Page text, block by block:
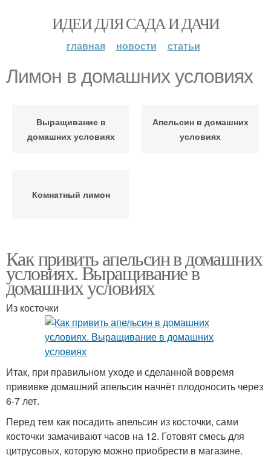
ИДЕИ ДЛЯ САДА И ДАЧИ
главная новости статьи
Лимон в домашних условиях
Выращивание в
домашних условиях
Апельсин в домашних
условиях
Комнатный лимон
Как привить апельсин в домашних
условиях. Выращивание в
домашних условиях
Из косточки
Итак, при правильном уходе и сделанной вовремя
прививке домашний апельсин начнёт плодоносить через
6-7 лет.
Перед тем как посадить апельсин из косточки, сами
косточки замачивают часов на 12. Готовят смесь для
цитрусовых, которую можно приобрести в магазине.